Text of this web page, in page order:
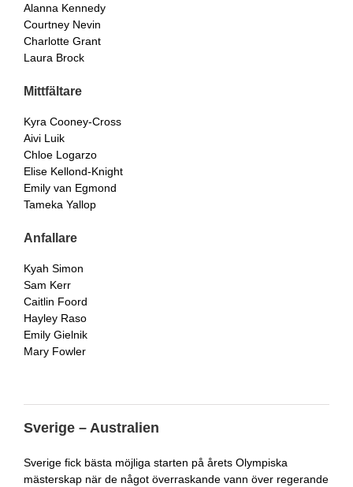
Alanna Kennedy
Courtney Nevin
Charlotte Grant
Laura Brock
Mittfältare
Kyra Cooney-Cross
Aivi Luik
Chloe Logarzo
Elise Kellond-Knight
Emily van Egmond
Tameka Yallop
Anfallare
Kyah Simon
Sam Kerr
Caitlin Foord
Hayley Raso
Emily Gielnik
Mary Fowler
Sverige – Australien
Sverige fick bästa möjliga starten på årets Olympiska
mästerskap när de något överraskande vann över regerande